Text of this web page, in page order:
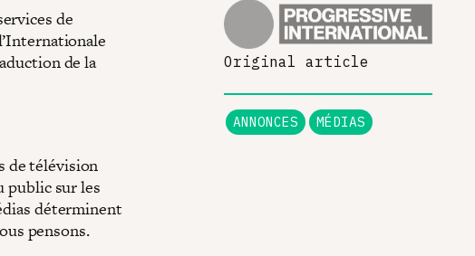
de
de la
de télévision
public sur les
déterminent
pensons.
Original article
ANNONCES MÉDIAS